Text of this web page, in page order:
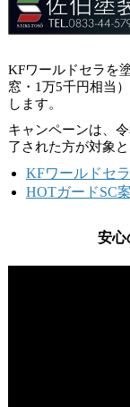
KFワールドセラを
窓・1万5千円相当
します。
キャンペーンは、
了された方が対象と
KFワールドセ
HOTガードSC
安心